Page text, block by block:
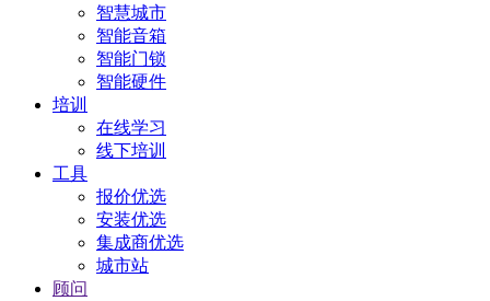
智慧城市
智能音箱
智能门锁
智能硬件
培训
在线学习
线下培训
工具
报价优选
安装优选
集成商优选
城市站
顾问